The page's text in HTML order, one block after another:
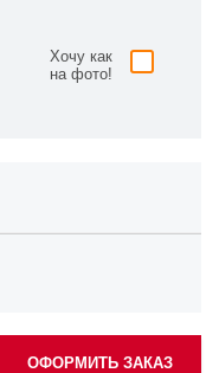
Хочу как
на фото!
ОФОРМИТЬ ЗАКАЗ